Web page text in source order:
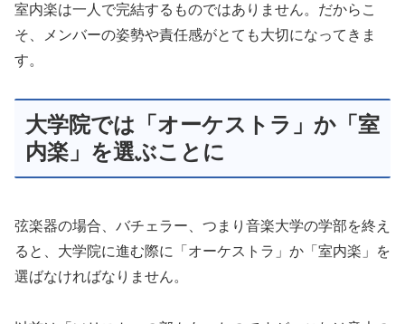
室内楽は一人で完結するものではありません。だからこ
そ、メンバーの姿勢や責任感がとても大切になってきま
す。
大学院では「オーケストラ」か「室
内楽」を選ぶことに
弦楽器の場合、バチェラー、つまり音楽大学の学部を終え
ると、大学院に進む際に「オーケストラ」か「室内楽」を
選ばなければなりません。